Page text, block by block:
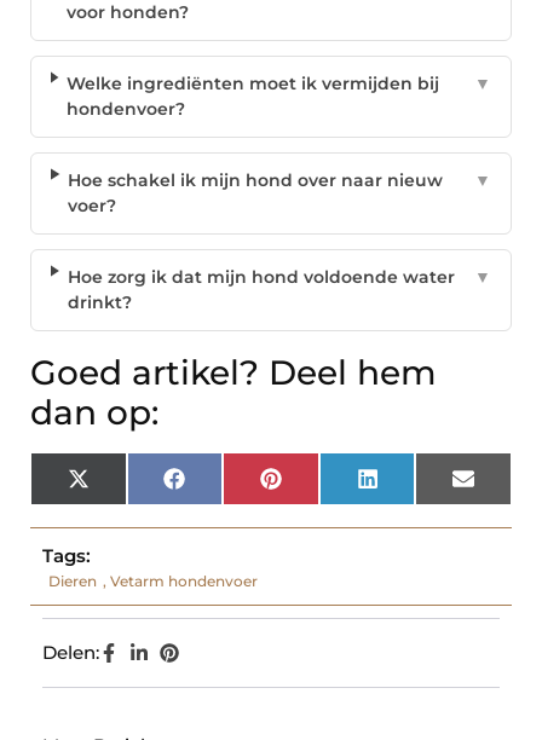
voor honden?
Welke ingrediënten moet ik vermijden bij
hondenvoer?
▼
Hoe schakel ik mijn hond over naar nieuw
voer?
▼
Hoe zorg ik dat mijn hond voldoende water
drinkt?
▼
Goed artikel? Deel hem
dan op:
X
(Twitter)
Facebook Pinterest LinkedIn Email
Tags:
Dieren , Vetarm hondenvoer
Delen: